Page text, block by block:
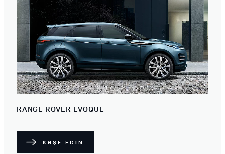
RANGE ROVER EVOQUE
KƏŞF EDİN